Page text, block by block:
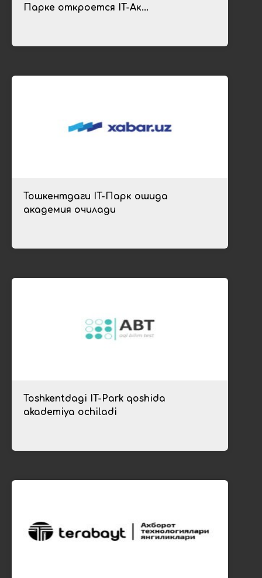
Парке откроется IT-Ак...
Тошкентдаги IT-Парк қошида
академия очилади
Toshkentdagi IT-Park qoshida
akademiya ochiladi